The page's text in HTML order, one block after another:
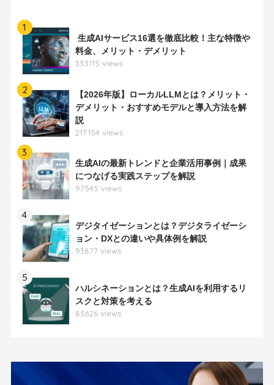
1
生成AIサービス16選を徹底比較！主な特徴や
料金、メリット・デメリット
353115 views
2
【2026年版】ローカルLLMとは？メリット・
デメリット・おすすめモデルと導入方法を解
説
217154 views
3
生成AIの最新トレンドと企業活用事例｜成果
につなげる実践ステップを解説
97545 views
4
デジタイゼーションとは？デジタライゼーシ
ョン・DXとの違いや具体例を解説
93877 views
5
ハルシネーションとは？生成AIを利用するリ
スクと対策を考える
85626 views